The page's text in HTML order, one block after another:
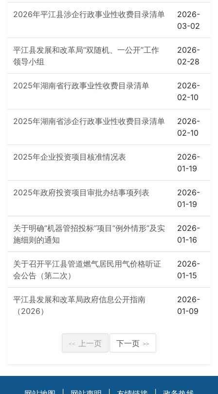
2026年平江县涉企行政事业性收费目录清单
2026-
03-02
平江县发展和改革局“双随机、一公开”工作
领导小组
2026-
02-28
2025年湖南省行政事业性收费目录清单
2026-
02-10
2025年湖南省涉企行政事业性收费目录清单
2026-
02-10
2025年企业投资项目核准情况表
2026-
01-19
2025年政府投资项目审批办结事项列表
2026-
01-19
关于明确“机器管招投标”项目“例外情形”及实
施细则的通知
2026-
01-16
关于召开平江县管道燃气居民用气价格听证
会公告（第二次）
2026-
01-15
平江县发展和改革局政府信息公开指南
（2026）
2026-
01-09
<< 上一页 下一页 >>